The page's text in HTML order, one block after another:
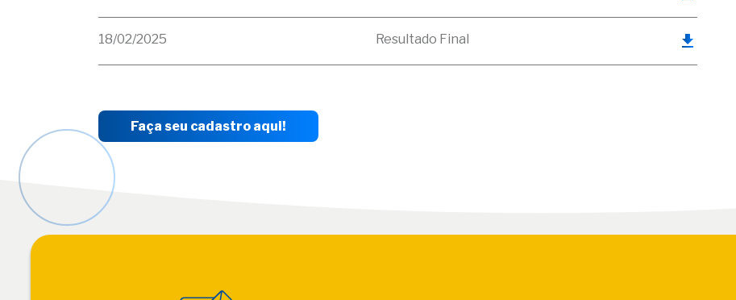
18/02/2025 Resultado Final
Faça seu cadastro aqui!